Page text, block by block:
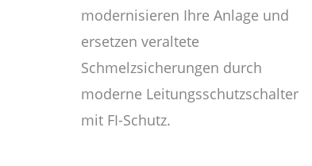
modernisieren Ihre Anlage und
ersetzen veraltete
Schmelzsicherungen durch
moderne Leitungsschutzschalter
mit FI-Schutz.